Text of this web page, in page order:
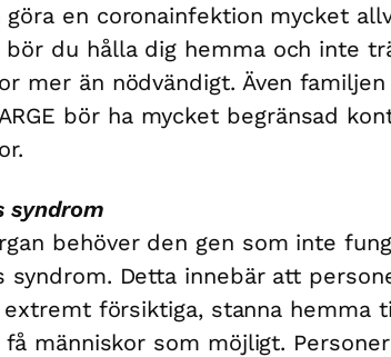
göra en coronainfektion mycket
bör du hålla dig hemma och inte
mer än nödvändigt. Även
bör ha mycket begränsad
syndrom
behöver den gen som inte
syndrom. Detta innebär att
extremt försiktiga, stanna hemma
människor som möjligt.